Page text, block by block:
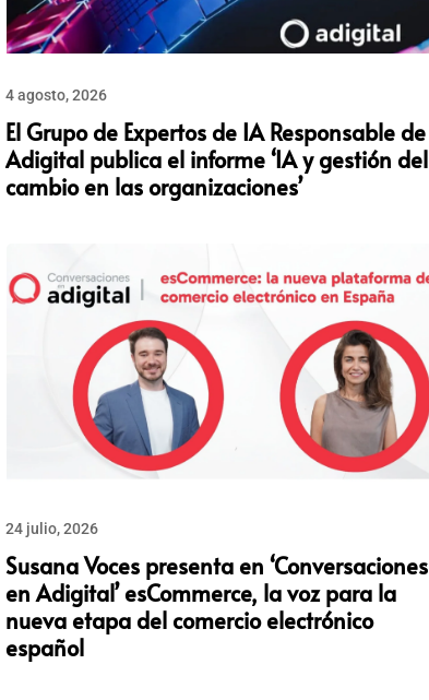
4 agosto, 2026
El Grupo de Expertos de IA Responsable de
Adigital publica el informe ‘IA y gestión del
cambio en las organizaciones’
24 julio, 2026
Susana Voces presenta en ‘Conversaciones
en Adigital’ esCommerce, la voz para la
nueva etapa del comercio electrónico
español